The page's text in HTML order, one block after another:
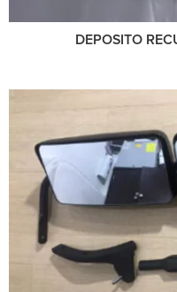
DEPOSITO